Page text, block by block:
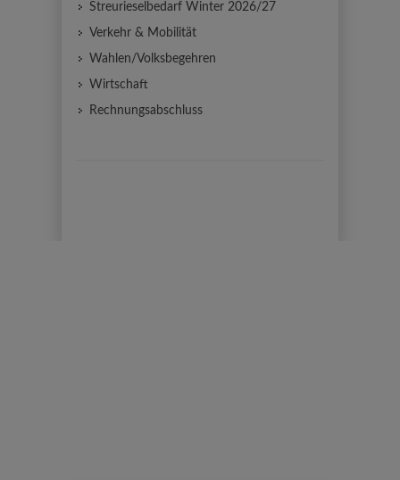
Streurieselbedarf Winter 2026/27
Verkehr & Mobilität
Wahlen/Volksbegehren
Wirtschaft
Rechnungsabschluss